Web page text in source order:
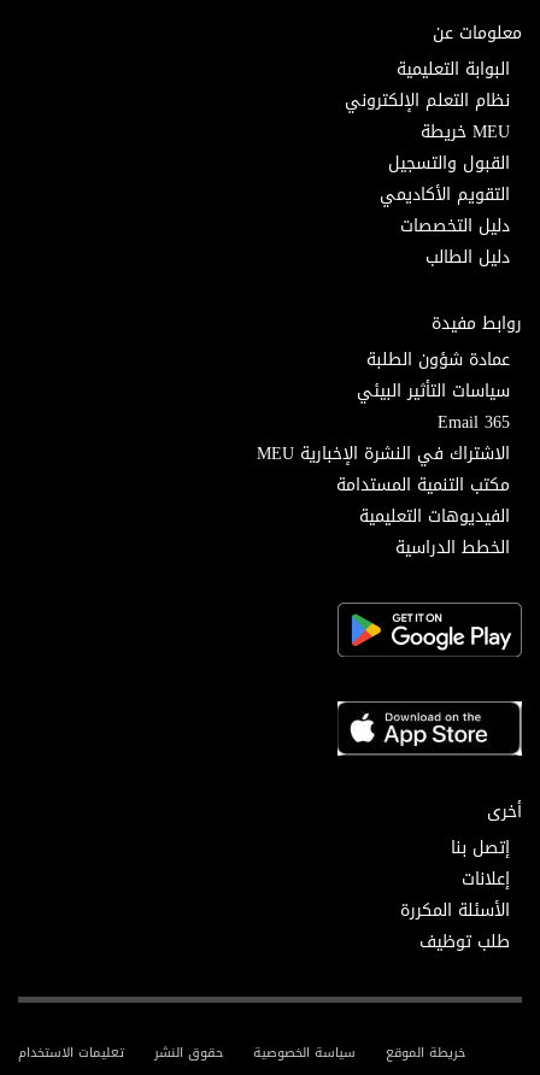
معلومات عن
البوابة التعليمية
نظام التعلم الإلكتروني
MEU خريطة
القبول والتسجيل
التقويم الأكاديمي
دليل التخصصات
دليل الطالب
روابط مفيدة
عمادة شؤون الطلبة
سياسات التأثير البيئي
Email 365
الاشتراك في النشرة الإخبارية MEU
مكتب التنمية المستدامة
الفيديوهات التعليمية
الخطط الدراسية
أخرى
إتصل بنا
إعلانات
الأسئلة المكررة
طلب توظيف
تعليمات الاستخدام حقوق النشر سياسة الخصوصية خريطة الموقع